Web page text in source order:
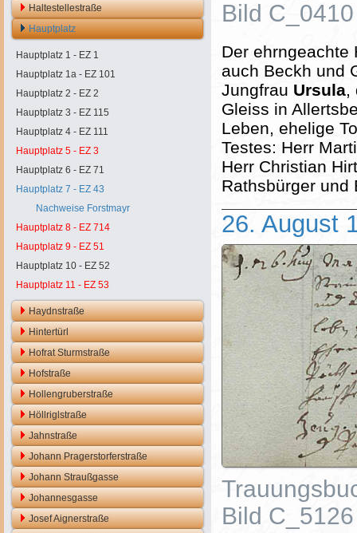
Haltestellestraße
Hauptplatz
Hauptplatz 1 - EZ 1
Hauptplatz 1a - EZ 101
Hauptplatz 2 - EZ 2
Hauptplatz 3 - EZ 115
Hauptplatz 4 - EZ 111
Hauptplatz 5 - EZ 3
Hauptplatz 6 - EZ 71
Hauptplatz 7 - EZ 43
Nachweise Forstmayr
Hauptplatz 8 - EZ 714
Hauptplatz 9 - EZ 51
Hauptplatz 10 - EZ 52
Hauptplatz 11 - EZ 53
Haydnstraße
Hintertürl
Hofrat Sturmstraße
Hofstraße
Hollengruberstraße
Höllriglstraße
Jahnstraße
Johann Pragerstorferstraße
Johann Straußgasse
Johannesgasse
Josef Aignerstraße
Bild C_0410
Der ehrngeachte
auch Beckh und
Jungfrau Ursula,
Gleiss in
Leben, ehelige
Testes: Herr
Herr Christian
Rathsbürger und
26. August
Bild C_5126